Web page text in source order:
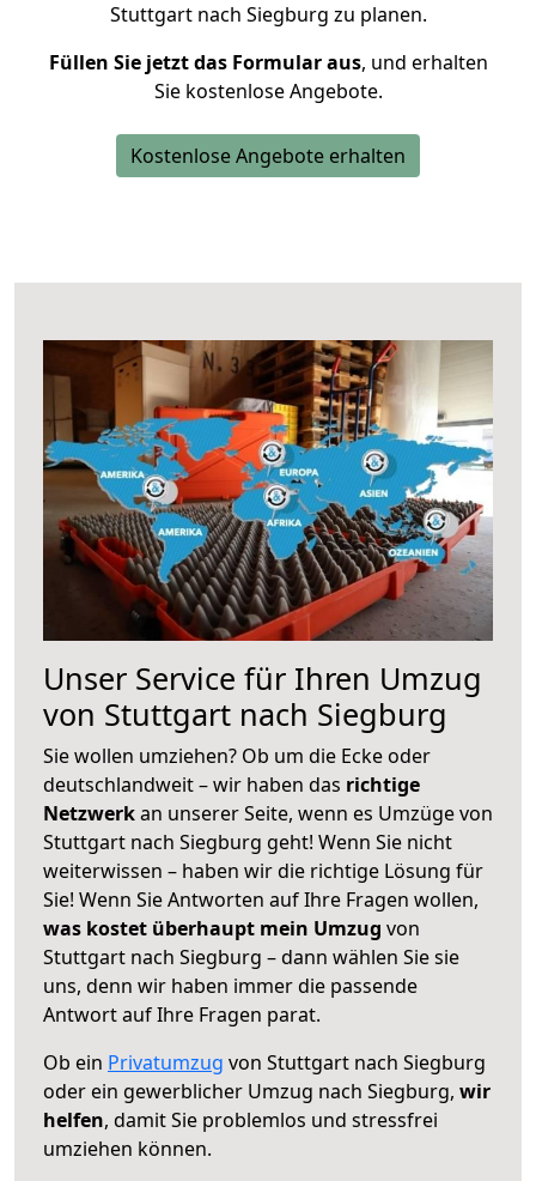
Stuttgart nach Siegburg zu planen.
Füllen Sie jetzt das Formular aus, und erhalten
Sie kostenlose Angebote.
Kostenlose Angebote erhalten
Unser Service für Ihren Umzug
von Stuttgart nach Siegburg
Sie wollen umziehen? Ob um die Ecke oder
deutschlandweit – wir haben das richtige
Netzwerkan unserer Seite, wenn es Umzüge von
Stuttgart nach Siegburg geht! Wenn Sie nicht
weiterwissen – haben wir die richtige Lösung für
Sie! Wenn Sie Antworten auf Ihre Fragen wollen,
was kostet überhaupt mein Umzug von
Stuttgart nach Siegburg – dann wählen Sie sie
uns, denn wir haben immer die passende
Antwort auf Ihre Fragen parat.
Ob ein Privatumzug von Stuttgart nach Siegburg
oder ein gewerblicher Umzug nach Siegburg, wir
helfen, damit Sie problemlos und stressfrei
umziehen können.